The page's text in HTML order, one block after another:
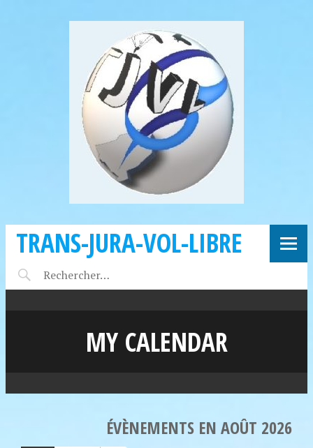
TRANS-JURA-VOL-LIBRE
MY CALENDAR
ÉVÈNEMENTS EN AOÛT 2026